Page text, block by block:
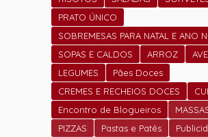
PRATO ÚNICO
SOBREMESAS PARA NATAL E ANO
SOPAS E CALDOS
ARROZ
LEGUMES
Pães Doces
CREMES E RECHEIOS DOCES
Encontro de Blogueiros
PIZZAS
Pastas e Patês